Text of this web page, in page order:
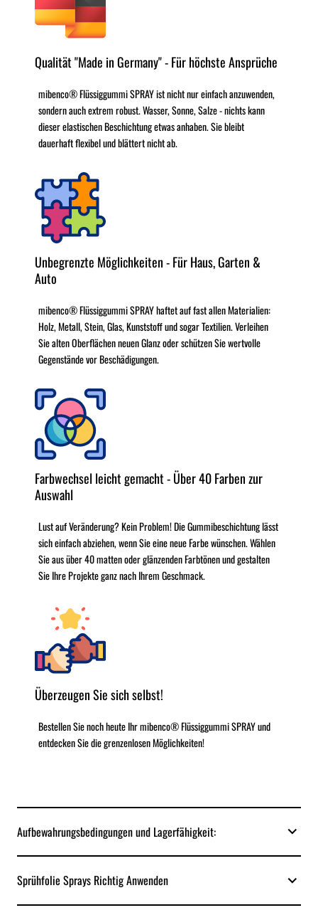
Qualität "Made in Germany" - Für höchste Ansprüche
mibenco® Flüssiggummi SPRAY ist nicht nur einfach anzuwenden,
sondern auch extrem robust. Wasser, Sonne, Salze - nichts kann
dieser elastischen Beschichtung etwas anhaben. Sie bleibt
dauerhaft flexibel und blättert nicht ab.
Unbegrenzte Möglichkeiten - Für Haus, Garten &
Auto
mibenco® Flüssiggummi SPRAY haftet auf fast allen Materialien:
Holz, Metall, Stein, Glas, Kunststoff und sogar Textilien. Verleihen
Sie alten Oberflächen neuen Glanz oder schützen Sie wertvolle
Gegenstände vor Beschädigungen.
Farbwechsel leicht gemacht - Über 40 Farben zur
Auswahl
Lust auf Veränderung? Kein Problem! Die Gummibeschichtung lässt
sich einfach abziehen, wenn Sie eine neue Farbe wünschen. Wählen
Sie aus über 40 matten oder glänzenden Farbtönen und gestalten
Sie Ihre Projekte ganz nach Ihrem Geschmack.
Überzeugen Sie sich selbst!
Bestellen Sie noch heute Ihr mibenco® Flüssiggummi SPRAY und
entdecken Sie die grenzenlosen Möglichkeiten!
Aufbewahrungsbedingungen und Lagerfähigkeit:
Sprühfolie Sprays Richtig Anwenden